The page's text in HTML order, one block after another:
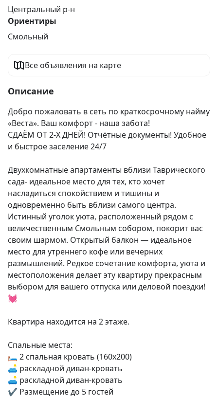
Центральный р-н
Ориентиры
Смольный
Все объявления на карте
Описание
Добро пожаловать в сеть по краткосрочному найму
«Веста». Ваш комфорт - наша забота!
СДАЁМ ОТ 2-Х ДНЕЙ! Отчётные документы! Удобное
и быстрое заселение 24/7
Двухкомнатные апартаменты вблизи Таврического
сада- идеальное место для тех, кто хочет
насладиться спокойствием и тишины и
одновременно быть вблизи самого центра.
Истинный уголок уюта, расположенный рядом с
величественным Смольным собором, покорит вас
своим шармом. Открытый балкон — идеальное
место для утреннего кофе или вечерних
размышлений. Редкое сочетание комфорта, уюта и
местоположения делает эту квартиру прекрасным
выбором для вашего отпуска или деловой поездки!
💓
Квартира находится на 2 этаже.
Спальные места:
🛏️ 2 спальная кровать (160х200)
🛋️ раскладной диван-кровать
🛋️ раскладной диван-кровать
✔ Размещение до 5 гостей